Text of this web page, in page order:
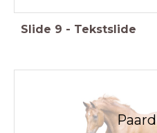
Slide 9 - Tekstslide
Paard